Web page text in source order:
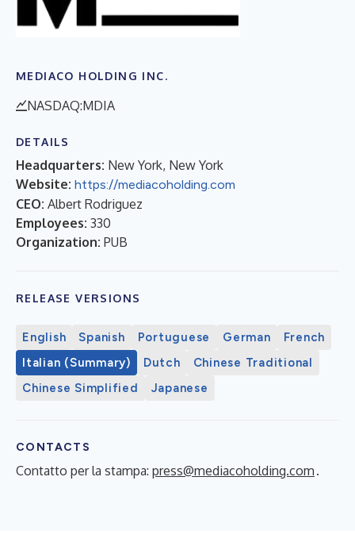
MEDIACO HOLDING INC.
NASDAQ:MDIA
DETAILS
Headquarters: New York, New York
Website: https://mediacoholding.com
CEO: Albert Rodriguez
Employees: 330
Organization: PUB
RELEASE VERSIONS
English Spanish Portuguese German
French
Italian (Summary)
Dutch
Chinese Traditional
Chinese Simplified
Japanese
CONTACTS
Contatto per la stampa: press@mediacoholding.com .